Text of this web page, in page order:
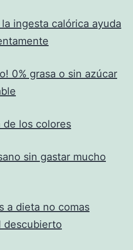
ingesta calórica ayuda
0% grasa o sin azúcar
de los colores
sin gastar mucho
a dieta no comas
descubierto